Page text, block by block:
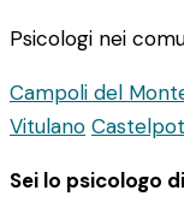
Psicologi nei
Campoli del
Vitulano
Sei lo psicologo